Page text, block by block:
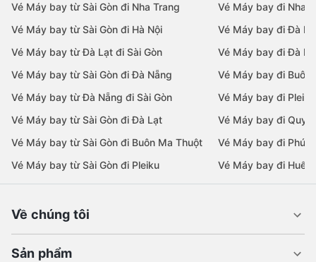
Vé Máy bay từ Sài Gòn đi Nha Trang
Vé Máy bay từ Sài Gòn đi Hà Nội
Vé Máy bay từ Đà Lạt đi Sài Gòn
Vé Máy bay từ Sài Gòn đi Đà Nẵng
Vé Máy bay từ Đà Nẵng đi Sài Gòn
Vé Máy bay từ Sài Gòn đi Đà Lạt
Vé Máy bay từ Sài Gòn đi Buôn Ma Thuột
Vé Máy bay từ Sài Gòn đi Pleiku
Vé Máy bay đi Nha
Vé Máy bay đi Đà
Vé Máy bay đi Đà
Vé Máy bay đi Buôn
Vé Máy bay đi Pleiku
Vé Máy bay đi Quy
Vé Máy bay đi Phú
Vé Máy bay đi Huế
Về chúng tôi
Sản phẩm